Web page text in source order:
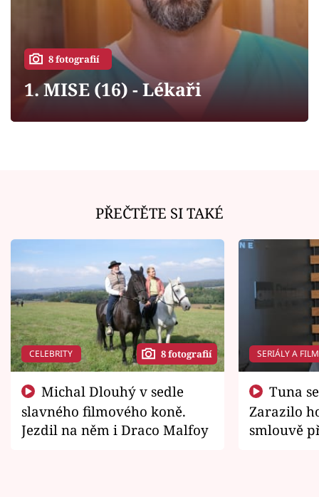
Sledujte prima+
Filmový festival Karlovy Vary
Sledujte nás
8 fotografií
1. MISE (16) - Lékaři
PŘEČTĚTE SI TAKÉ
CELEBRITY 8 fotografií
slavného filmového koně.
Jezdil na něm i Draco Malfoy
SERIÁLY A
Zarazilo
smlouvě